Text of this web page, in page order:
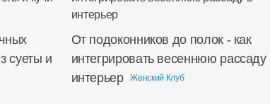
суеты и
От подоконников до полок - как
интегрировать весеннюю рассаду
интерьер
Женский Клуб